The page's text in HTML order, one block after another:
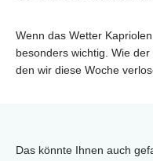
Wenn das Wetter
besonders wichtig. Wie
den wir diese Woche
Das könnte Ihnen auch